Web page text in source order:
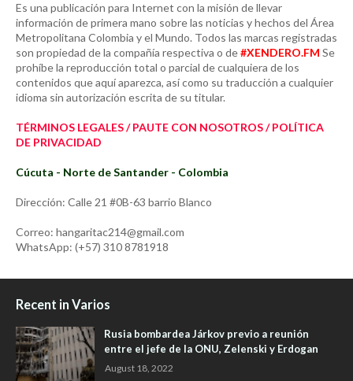
Es una publicación para Internet con la misión de llevar
información de primera mano sobre las noticias y hechos del Área
Metropolitana Colombia y el Mundo. Todos las marcas registradas
son propiedad de la compañía respectiva o de#XENDERO.FM Se
prohíbe la reproducción total o parcial de cualquiera de los
contenidos que aquí aparezca, así como su traducción a cualquier
idioma sin autorización escrita de su titular.
TÉRMINOS LEGALES / PAUTE CON NOSOTROS / POLÍTICA
DE PRIVACIDAD
Cúcuta - Norte de Santander - Colombia
Dirección: Calle 21 #0B-63 barrio Blanco
Correo: hangaritac214@gmail.com
WhatsApp: (+57) 310 8781918
Recent in Varios
Rusia bombardea Járkov previo a reunión
entre el jefe de la ONU, Zelenski y Erdogan
August 18, 2022